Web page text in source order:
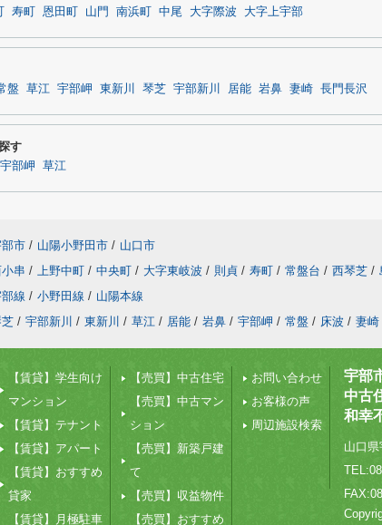
寿町 恩田町 山門 南浜町 中尾 大字際波 大字上宇部
盤 草江 宇部岬 東新川 琴芝 宇部新川 居能 岩鼻 妻崎 長門長沢
す
宇部岬 草江
市 / 山陽小野田市 / 山口市
串 / 上野中町 / 中央町 / 大字東岐波 / 則貞 / 寿町 / 常盤台 / 西琴芝 /
線 / 小野田線 / 山陽本線
/ 宇部新川 / 東新川 / 草江 / 居能 / 岩鼻 / 宇部岬 / 常盤 / 床波 / 妻崎
【賃貸】学生向け
マンション
【賃貸】テナント
【賃貸】アパート
【賃貸】おすすめ
貸家
【賃貸】月極駐車
【売買】中古住宅
【売買】中古マン
ション
【売買】新築戸建
て
【売買】収益物件
【売買】おすすめ
お問い合わせ
お客様の声
周辺施設検索
宇部
中古
和幸
山口